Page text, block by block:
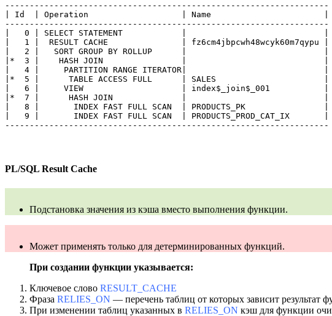
------------------------------------------------------------------
| Id  | Operation                   | Name                       |
------------------------------------------------------------------
|   0 | SELECT STATEMENT            |                            |
|   1 |  RESULT CACHE               | fz6cm4jbpcwh48wcyk60m7qypu |
|   2 |   SORT GROUP BY ROLLUP      |                            |
|*  3 |    HASH JOIN                |                            |
|   4 |     PARTITION RANGE ITERATOR|                            |
|*  5 |      TABLE ACCESS FULL      | SALES                      |
|   6 |     VIEW                    | index$_join$_001           |
|*  7 |      HASH JOIN              |                            |
|   8 |       INDEX FAST FULL SCAN  | PRODUCTS_PK                |
|   9 |       INDEX FAST FULL SCAN  | PRODUCTS_PROD_CAT_IX       |
------------------------------------------------------------------
PL/SQL Result Cache
Подстановка значения из кэша вместо выполнения функции.
Может применять только для детерминированных функций.
При создании функции указывается:
Ключевое слово RESULT_CACHE
Фраза RELIES_ON — перечень таблиц от которых зависит результат
При изменении таблиц указанных в RELIES_ON кэш для функции